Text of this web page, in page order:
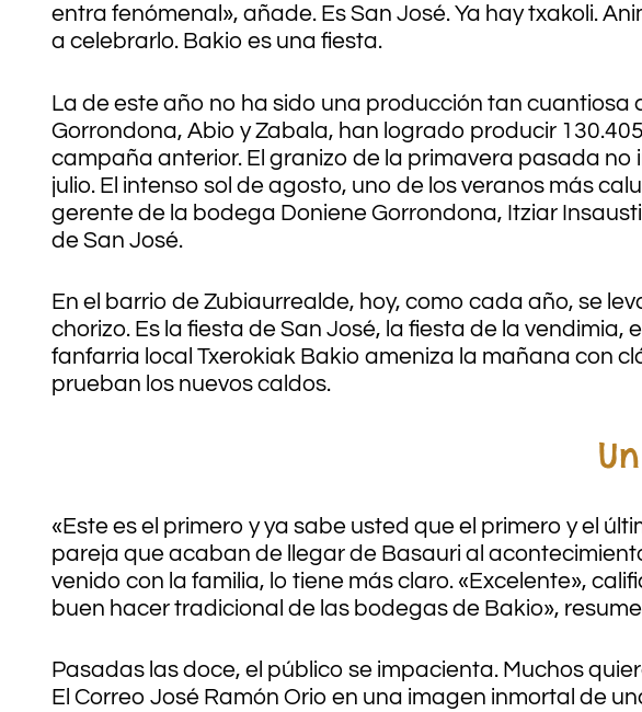
entra fenómenal», añade. Es San José. Ya hay txakoli.
a celebrarlo. Bakio es una fiesta.
La de este año no ha sido una producción tan
Gorrondona, Abio y Zabala, han logrado producir
campaña anterior. El granizo de la primavera pasada
julio. El intenso sol de agosto, uno de los veranos más
gerente de la bodega Doniene Gorrondona, Itziar
de San José.
En el barrio de Zubiaurrealde, hoy, como cada año, se
chorizo. Es la fiesta de San José, la fiesta de la
fanfarria local Txerokiak Bakio ameniza la mañana con
prueban los nuevos caldos.
«Este es el primero y ya sabe usted que el primero y el
pareja que acaban de llegar de Basauri al
venido con la familia, lo tiene más claro. «Excelente»,
buen hacer tradicional de las bodegas de Bakio»,
Pasadas las doce, el público se impacienta. Muchos
El Correo José Ramón Orio en una imagen inmortal de